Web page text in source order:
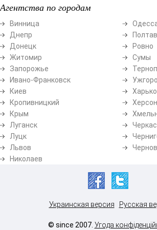
Агентства по городам
Винница
Днепр
Донецк
Житомир
Запорожье
Ивано-Франковск
Киев
Кропивницкий
Крым
Луганск
Луцк
Львов
Николаев
Ровно
Сумы
Херсон
Украинская версия Русская
© since 2007. Угода